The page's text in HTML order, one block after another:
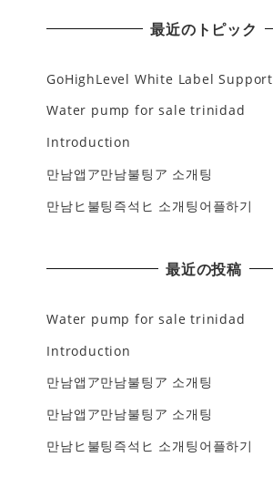
最近のトピック
GoHighLevel White Label Support
Water pump for sale trinidad
Introduction
만남앱ア만남불팅ア 소개팅
만남ヒ불팅즉석ヒ 소개팅어플하기
最近の投稿
Water pump for sale trinidad
Introduction
만남앱ア만남불팅ア 소개팅
만남앱ア만남불팅ア 소개팅
만남ヒ불팅즉석ヒ 소개팅어플하기